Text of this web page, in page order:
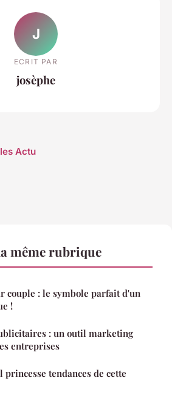
J
ECRIT PAR
josèphe
Actu
même rubrique
couple : le symbole parfait d'un
!
: un outil marketing
entreprises
princesse tendances de cette